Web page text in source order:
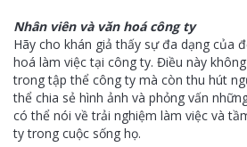
Nhân viên và văn hoá công ty
Hãy cho khán giả thấy sự đa dạng của
hoá làm việc tại công ty. Điều này
trong tập thể công ty mà còn thu hút
thể chia sẻ hình ảnh và phỏng vấn
có thể nói về trải nghiệm làm việc và
ty trong cuộc sống họ.